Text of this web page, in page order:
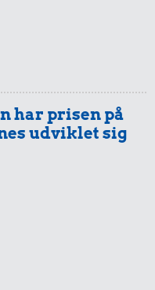
har prisen på
udviklet sig